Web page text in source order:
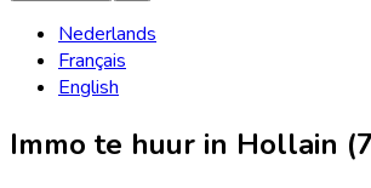
Nederlands
Français
English
Immo te huur in Hollain